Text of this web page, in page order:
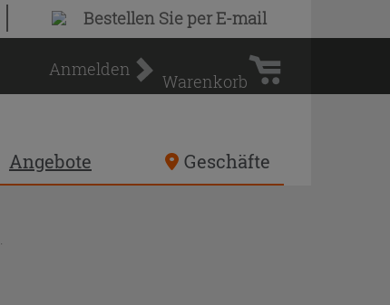
Bestellen Sieper E-mail
Anmelden
Warenkorb
Warenkorb
Angebote Geschäfte